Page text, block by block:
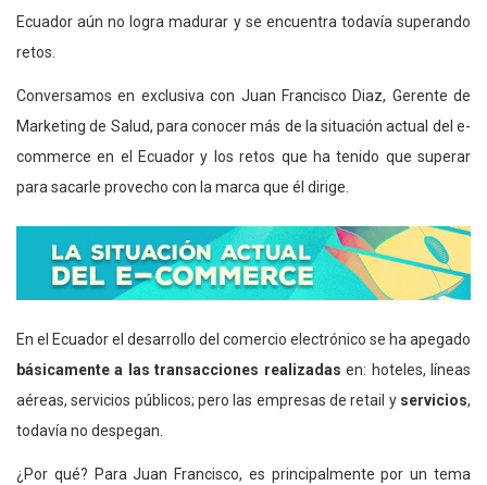
Ecuador aún no logra madurar y se encuentra todavía superando
retos.
Conversamos en exclusiva con Juan Francisco Diaz, Gerente de
Marketing de Salud, para conocer más de la situación actual del e-
commerce en el Ecuador y los retos que ha tenido que superar
para sacarle provecho con la marca que él dirige.
En el Ecuador el desarrollo del comercio electrónico se ha apegado
básicamente a las transacciones realizadasen: hoteles, líneas
aéreas, servicios públicos; pero las empresas de retail y servicios,
todavía no despegan.
¿Por qué? Para Juan Francisco, es principalmente por un tema